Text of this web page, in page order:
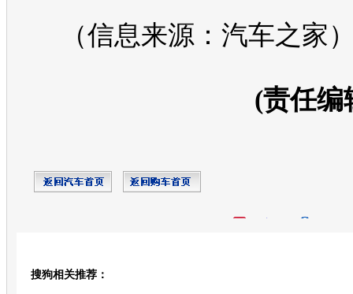
（信息来源：汽车之家
(责任编
搜狗相关推荐：